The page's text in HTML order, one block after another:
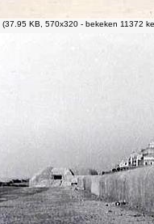
(37.95 KB, 570x320 - bekeken 11372